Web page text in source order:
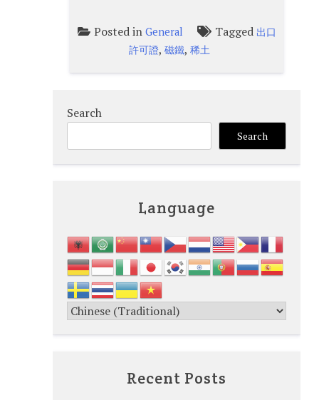
Posted in General Tagged 出口
許可證,磁鐵,稀土
Search
Search
Language
Recent Posts